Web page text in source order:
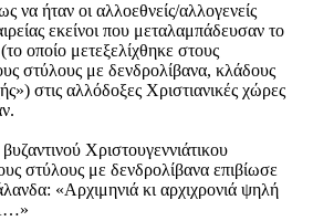
να ήταν οι αλλοεθνείς/αλλογενείς
εκείνοι που μεταλαμπάδευσαν το
οποίο μετεξελίχθηκε στους
στύλους με δενδρολίβανα, κλάδους
στις αλλόδοξες Χριστιανικές χώρες
Χριστουγεννιάτικου
στύλους με δενδρολίβανα επιβίωσε
«Αρχιμηνιά κι αρχιχρονιά ψηλή